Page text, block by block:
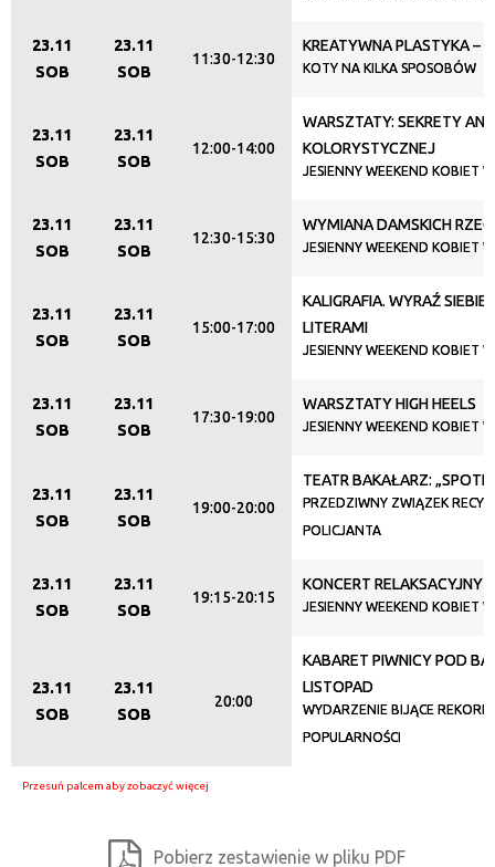
23.11
SOB
23.11
SOB
11:30-12:30
KREATYWNA PLASTYKA –
KOTY NA KILKA SPOSOBÓW
23.11
SOB
23.11
SOB
12:00-14:00
WARSZTATY: SEKRETY
KOLORYSTYCZNEJ
JESIENNY WEEKEND KOBIET
23.11
SOB
23.11
SOB
12:30-15:30
WYMIANA DAMSKICH
JESIENNY WEEKEND KOBIET
23.11
SOB
23.11
SOB
15:00-17:00
KALIGRAFIA. WYRAŹ SIEBIE
LITERAMI
JESIENNY WEEKEND KOBIET
23.11
SOB
23.11
SOB
17:30-19:00
WARSZTATY HIGH HEELS
JESIENNY WEEKEND KOBIET
23.11
SOB
23.11
SOB
19:00-20:00
TEATR BAKAŁARZ:
PRZEDZIWNY ZWIĄZEK
POLICJANTA
23.11
SOB
23.11
SOB
19:15-20:15
KONCERT RELAKSACYJNY
JESIENNY WEEKEND KOBIET
23.11
SOB
23.11
SOB
20:00
KABARET PIWNICY POD
LISTOPAD
WYDARZENIE BIJĄCE
POPULARNOŚCI
Pobierz zestawienie w pliku PDF